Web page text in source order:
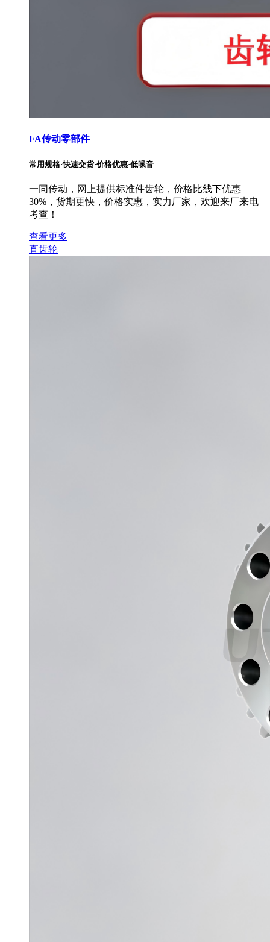
FA传动零部件
常用规格·快速交货·价格优惠·低噪音
一同传动，网上提供标准件齿轮，价格比线下优惠
30%，货期更快，价格实惠，实力厂家，欢迎来厂来电
考查！
查看更多
直齿轮